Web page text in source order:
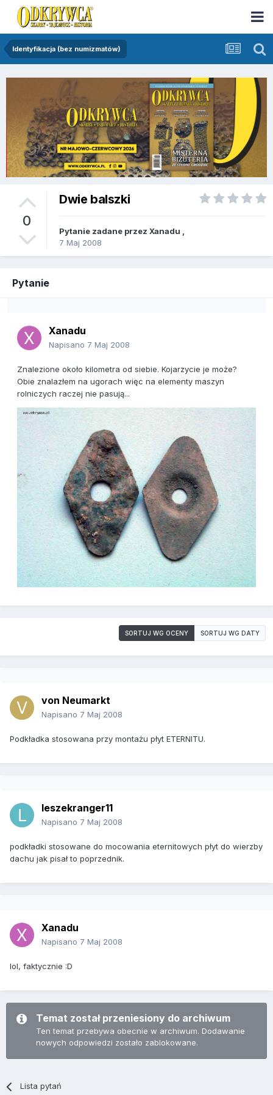
Identyfikacja (bez numizmatów)
0
Dwie balszki
Pytanie zadane przez Xanadu
7 Maj 2008
Pytanie
Xanadu
Napisano 7 Maj 2008
Znalezione około kilometra od siebie. Kojarzycie je może?
Obie znalazłem na ugorach więc na elementy maszyn
rolniczych raczej nie pasują...
SORTUJ WG OCENY SORTUJ WG DATY
von Neumarkt
Napisano 7 Maj 2008
Podkładka stosowana przy montażu płyt ETERNITU.
leszekranger11
Napisano 7 Maj 2008
podkładki stosowane do mocowania eternitowych płyt do wierzby
dachu jak pisał to poprzednik.
Xanadu
Napisano 7 Maj 2008
lol, faktycznie :D
Temat został przeniesiony do archiwum
Ten temat przebywa obecnie w archiwum. Dodawanie
nowych odpowiedzi zostało zablokowane.
Lista pytań